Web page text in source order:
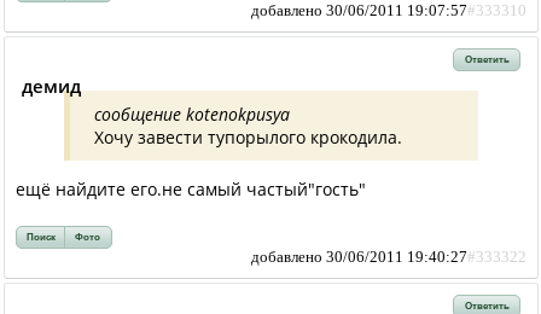
добавлено 30/06/2011 19:07:57#333310
Ответить
демид
сообщение kotenokpusya
Хочу завести тупорылого крокодила.
ещё найдите его.не самый частый"гость"
Поиск Фото
добавлено 30/06/2011 19:40:27#333322
Ответить